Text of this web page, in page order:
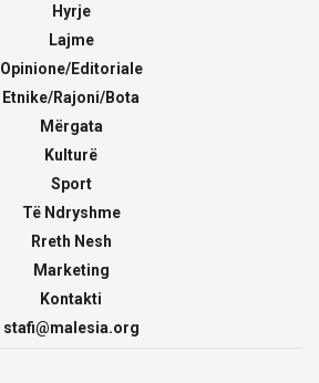
Hyrje
Lajme
Opinione/Editoriale
Etnike/Rajoni/Bota
Mërgata
Kulturë
Sport
Të Ndryshme
Rreth Nesh
Marketing
Kontakti
stafi@malesia.org